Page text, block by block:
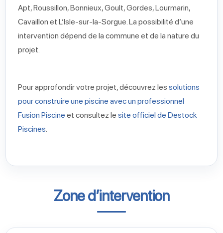
Apt, Roussillon, Bonnieux, Goult, Gordes, Lourmarin,
Cavaillon et L’Isle-sur-la-Sorgue. La possibilité d’une
intervention dépend de la commune et de la nature du
projet.
Pour approfondir votre projet, découvrez les solutions
pour construire une piscine avec un professionnel
Fusion Piscine et consultez le site officiel de Destock
Piscines.
Zone d’intervention